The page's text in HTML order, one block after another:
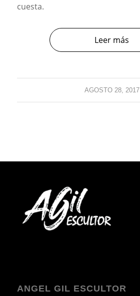
cuesta.
Leer más
AGOSTO 28, 2017
ANGEL GIL ESCULTOR